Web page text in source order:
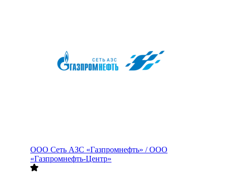
ООО Сеть АЗС «Газпромнефть» / ООО
«Газпромнефть-Центр»